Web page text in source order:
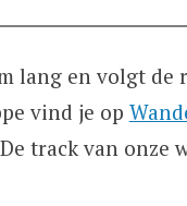
lang en volgt de
vind je op
track van onze